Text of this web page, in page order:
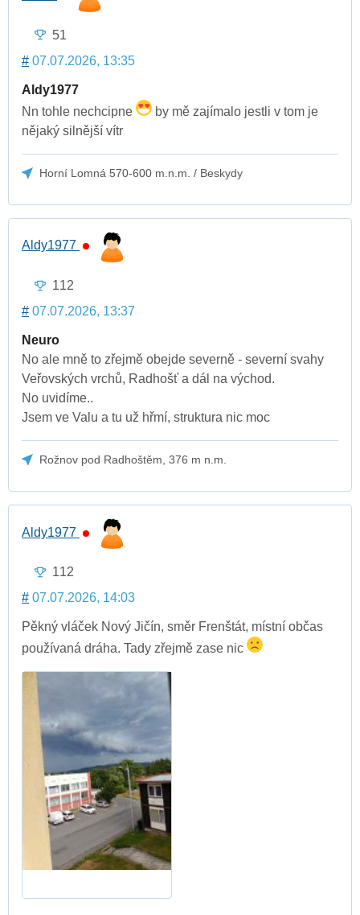
51
# 07.07.2026, 13:35
Aldy1977
Nn tohle nechcipne
by mě zajímalo jestli v tom je
nějaký silnější vítr
Horní Lomná 570-600 m.n.m. / Beskydy
Aldy1977
112
# 07.07.2026, 13:37
Neuro
No ale mně to zřejmě obejde severně - severní svahy
Veřovských vrchů, Radhošť a dál na východ.
No uvidíme..
Jsem ve Valu a tu už hřmí, struktura nic moc
Rožnov pod Radhoštěm, 376 m n.m.
Aldy1977
112
# 07.07.2026, 14:03
Pěkný vláček Nový Jičín, směr Frenštát, místní občas
používaná dráha. Tady zřejmě zase nic